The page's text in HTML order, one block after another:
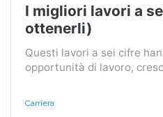
I migliori lavori a
ottenerli)
Questi lavori a sei cifre
opportunità di lavoro,
Carriera